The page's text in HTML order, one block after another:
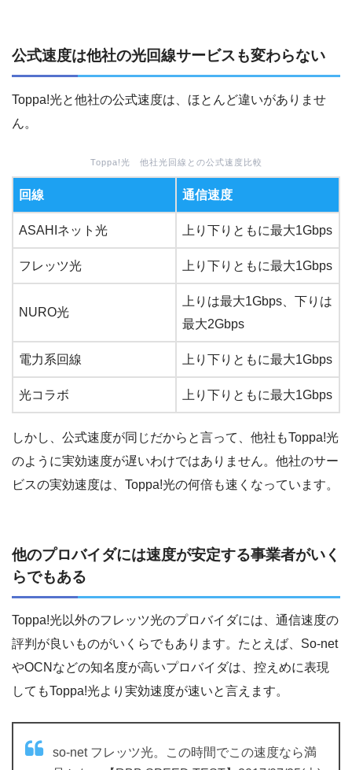
公式速度は他社の光回線サービスも変わらない
Toppa!光と他社の公式速度は、ほとんど違いがありませ
ん。
Toppa!光 他社光回線との公式速度比較
回線 通信速度
ASAHIネット光 上り下りともに最大1Gbps
フレッツ光 上り下りともに最大1Gbps
NURO光
上りは最大1Gbps、下りは
最大2Gbps
電力系回線 上り下りともに最大1Gbps
光コラボ 上り下りともに最大1Gbps
しかし、公式速度が同じだからと言って、他社もToppa!光
のように実効速度が遅いわけではありません。他社のサー
ビスの実効速度は、Toppa!光の何倍も速くなっています。
他のプロバイダには速度が安定する事業者がいく
らでもある
Toppa!光以外のフレッツ光のプロバイダには、通信速度の
評判が良いものがいくらでもあります。たとえば、So-net
やOCNなどの知名度が高いプロバイダは、控えめに表現
してもToppa!光より実効速度が速いと言えます。
so-net フレッツ光。この時間でこの速度なら満